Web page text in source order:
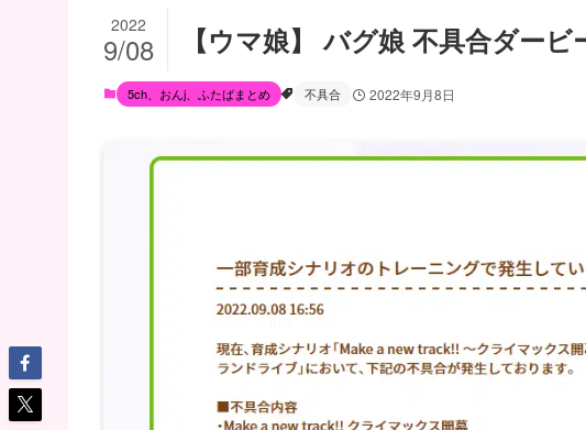
【ウマ娘】 バグ娘 不具合ダービ
2022
9/08
5ch、おんj、ふたばまとめ 不具合 2022年9月8日